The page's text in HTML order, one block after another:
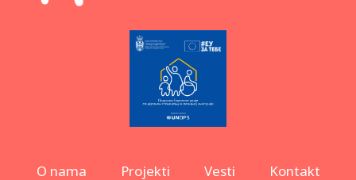
O nama Projekti Vesti Kontakt